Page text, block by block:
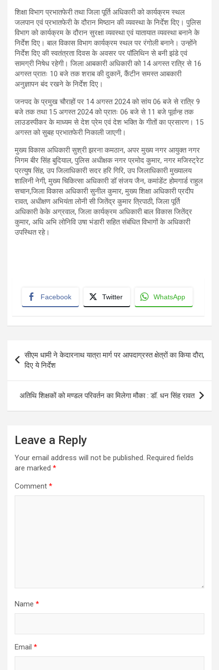
शिक्षा विभाग प्रभातफेरी तथा जिला पूर्ति अधिकारी को कार्यक्रम स्थल
जलपान एवं प्रभातफेरी के दौरान मिष्ठान की व्यवस्था के निर्देश दिए। पुलिस
विभाग को कार्यक्रम के दौरान सुरक्षा व्यवस्था एवं यातायात व्यवस्था बनाने के
निर्देश दिए। बाल विकास विभाग कार्यक्रम स्थल पर रंगोली बनाने। उन्होंने
निर्देश दिए की स्वतंत्रता दिवस के अवसर पर पॉलिथिन से बनी झंडे एवं
सामग्री निषेध रहेगी। जिला आबकारी अधिकारी को 14 अगस्त रात्रि से 16
अगस्त प्रातः 10 बजे तक शराब की दुकानें, कैंटीन समस्त आबकारी
अनुज्ञापन बंद रखने के निर्देश दिए।
जनपद के प्रमुख चौराहों पर 14 अगस्त 2024 को सांय 06 बजे से रात्रि 9
बजे तक तथा 15 अगस्त 2024 को प्रातः 06 बजे से 11 बजे पूर्वान्ह तक
लाउडस्पीकर के माध्यम से देश प्रेम एवं देश भक्ति के गीतों का प्रसारण। 15
अगस्त को सुबह प्रभातफेरी निकाली जाएगी।
मुख्य विकास अधिकारी सुश्री झरना कमठान, अपर मुख्य नगर आयुक्त नगर
निगम बीर सिंह बुदियाल, पुलिस अधीक्षक नगर प्रमोद कुमार, नगर मजिस्ट्रेट
प्रत्युष सिंह, उप जिलाधिकारी सदर हरि गिरि, उप जिलाधिकारी मुख्यालय
शालिनी नेगी, मुख्य चिकित्सा अधिकारी डॉ संजय जैन, कमांडेंट होमगार्ड राहुल
सचान,जिला विकास अधिकारी सुनील कुमार, मुख्य शिक्षा अधिकारी प्रदीप
रावत, अधीक्षण अभियंता लोनी सी जितेंद्र कुमार त्रिपाठी, जिला पूर्ति
अधिकारी केके अग्रवाल, जिला कार्यक्रम अधिकारी बाल विकास जितेंद्र
कुमार, अधि अभि लोनिवि उषा भंडारी सहित संबंधित विभागों के अधिकारी
उपस्थित रहे।
Facebook Twitter WhatsApp
Post
navigation
सीएम धामी ने केदारनाथ यात्रा मार्ग पर आपदाग्रस्त क्षेत्रों का किया दौरा,
दिए ये निर्देश
अतिथि शिक्षकों को मण्डल परिवर्तन का मिलेगा मौका : डॉ. धन सिंह रावत
Leave a Reply
Your email address will not be published. Required fields
are marked *
Comment *
Name *
Email *